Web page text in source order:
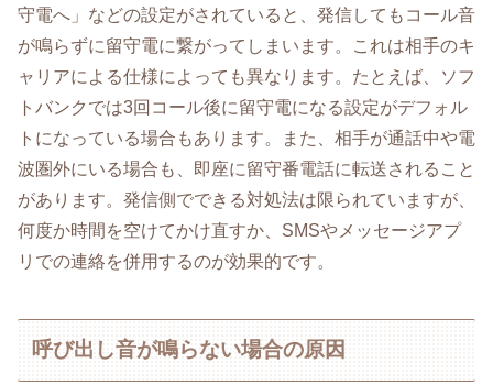
守電へ」などの設定がされていると、発信してもコール音
が鳴らずに留守電に繋がってしまいます。これは相手のキ
ャリアによる仕様によっても異なります。たとえば、ソフ
トバンクでは3回コール後に留守電になる設定がデフォル
トになっている場合もあります。また、相手が通話中や電
波圏外にいる場合も、即座に留守番電話に転送されること
があります。発信側でできる対処法は限られていますが、
何度か時間を空けてかけ直すか、SMSやメッセージアプ
リでの連絡を併用するのが効果的です。
呼び出し音が鳴らない場合の原因